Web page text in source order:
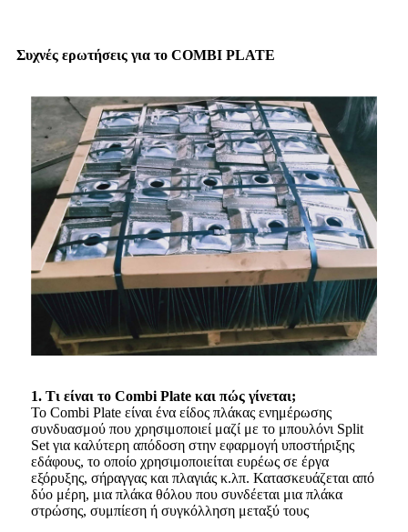
Συχνές ερωτήσεις για το COMBI PLATE
1. Τι είναι το Combi Plate και πώς γίνεται;
Το Combi Plate είναι ένα είδος πλάκας ενημέρωσης
συνδυασμού που χρησιμοποιεί μαζί με το μπουλόνι Split
Set για καλύτερη απόδοση στην εφαρμογή υποστήριξης
εδάφους, το οποίο χρησιμοποιείται ευρέως σε έργα
εξόρυξης, σήραγγας και πλαγιάς κ.λπ. Κατασκευάζεται από
δύο μέρη, μια πλάκα θόλου που συνδέεται μια πλάκα
στρώσης, συμπίεση ή συγκόλληση μεταξύ τους